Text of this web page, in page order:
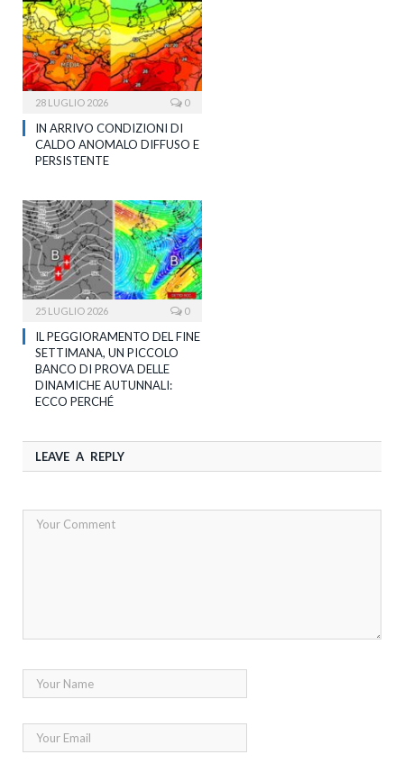
28 LUGLIO 2026 0
IN ARRIVO CONDIZIONI DI
CALDO ANOMALO DIFFUSO E
PERSISTENTE
25 LUGLIO 2026 0
IL PEGGIORAMENTO DEL FINE
SETTIMANA, UN PICCOLO
BANCO DI PROVA DELLE
DINAMICHE AUTUNNALI:
ECCO PERCHÉ
LEAVE A REPLY